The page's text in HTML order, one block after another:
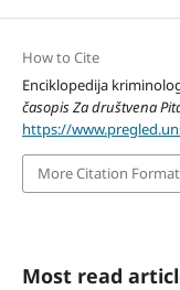
How to Cite
Enciklopedija
časopis Za društvena
https://
More Citation
Most read